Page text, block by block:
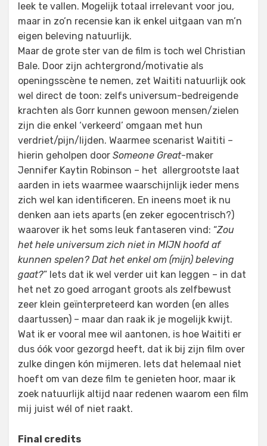
leek te vallen. Mogelijk totaal irrelevant voor jou,
maar in zo’n recensie kan ik enkel uitgaan van m’n
eigen beleving natuurlijk.
Maar de grote ster van de film is toch wel Christian
Bale. Door zijn achtergrond/motivatie als
openingsscène te nemen, zet Waititi natuurlijk ook
wel direct de toon: zelfs universum-bedreigende
krachten als Gorr kunnen gewoon mensen/zielen
zijn die enkel ‘verkeerd’ omgaan met hun
verdriet/pijn/lijden. Waarmee scenarist Waititi –
hierin geholpen door Someone Great-maker
Jennifer Kaytin Robinson – het allergrootste laat
aarden in iets waarmee waarschijnlijk ieder mens
zich wel kan identificeren. En ineens moet ik nu
denken aan iets aparts (en zeker egocentrisch?)
waarover ik het soms leuk fantaseren vind: “Zou
het hele universum zich niet in MIJN hoofd af
kunnen spelen? Dat het enkel om (mijn) beleving
gaat?” Iets dat ik wel verder uit kan leggen – in dat
het net zo goed arrogant groots als zelfbewust
zeer klein geïnterpreteerd kan worden (en alles
daartussen) – maar dan raak ik je mogelijk kwijt.
Wat ik er vooral mee wil aantonen, is hoe Waititi er
dus óók voor gezorgd heeft, dat ik bij zijn film over
zulke dingen kón mijmeren. Iets dat helemaal niet
hoeft om van deze film te genieten hoor, maar ik
zoek natuurlijk altijd naar redenen waarom een film
mij juist wél of niet raakt.
Final credits